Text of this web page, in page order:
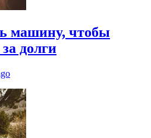
машину, чтобы
долги